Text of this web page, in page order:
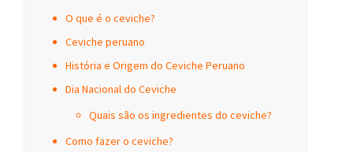
O que é o ceviche?
Ceviche peruano
História e Origem do Ceviche Peruano
Dia Nacional do Ceviche
Quais são os ingredientes do ceviche?
Como fazer o ceviche?